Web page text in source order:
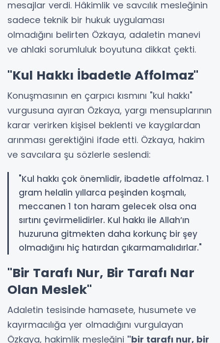
mesajlar verdi. Hâkimlik ve savcılık mesleğinin
sadece teknik bir hukuk uygulaması
olmadığını belirten Özkaya, adaletin manevi
ve ahlaki sorumluluk boyutuna dikkat çekti.
"Kul Hakkı İbadetle Affolmaz"
Konuşmasının en çarpıcı kısmını "kul hakkı"
vurgusuna ayıran Özkaya, yargı mensuplarının
karar verirken kişisel beklenti ve kaygılardan
arınması gerektiğini ifade etti. Özkaya, hakim
ve savcılara şu sözlerle seslendi:
"Kul hakkı çok önemlidir, ibadetle affolmaz. 1
gram helalin yıllarca peşinden koşmalı,
meccanen 1 ton haram gelecek olsa ona
sırtını çevirmelidirler. Kul hakkı ile Allah’ın
huzuruna gitmekten daha korkunç bir şey
olmadığını hiç hatırdan çıkarmamalıdırlar."
"Bir Tarafı Nur, Bir Tarafı Nar
Olan Meslek"
Adaletin tesisinde hamasete, husumete ve
kayırmacılığa yer olmadığını vurgulayan
Özkaya, hakimlik mesleğini "bir tarafı nur, bir